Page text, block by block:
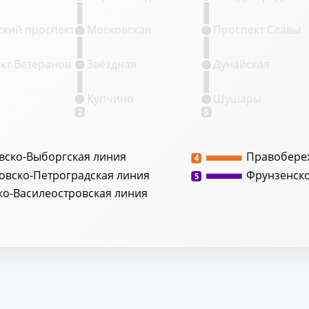
Выборгская линия
Петроградская линия
Василеостровская линия
4
5
2 5
Ветеранов
проспект
Купчино
Звёздная
Московская Проспект Славы
Дунайская
Шушары